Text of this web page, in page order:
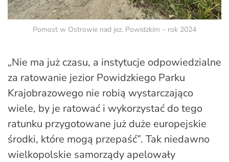
Pomost w Ostrowie nad jez. Powidzkim – rok 2024
„Nie ma już czasu, a instytucje odpowiedzialne
za ratowanie jezior Powidzkiego Parku
Krajobrazowego nie robią wystarczająco
wiele, by je ratować i wykorzystać do tego
ratunku przygotowane już duże europejskie
środki, które mogą przepaść”. Tak niedawno
wielkopolskie samorządy apelowały